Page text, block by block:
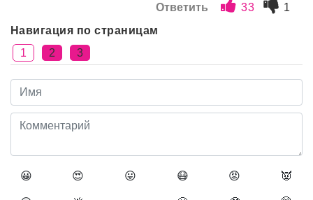
Ответить 33
1
Навигация по страницам
1
2 3
😀 😍 😛 😷 😡 👿